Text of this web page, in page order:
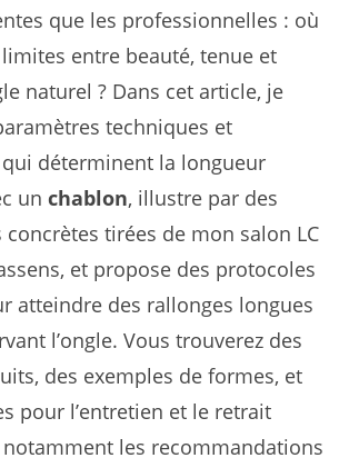
que les professionnelles : où
entre beauté, tenue et
naturel ? Dans cet article, je
techniques et
déterminent la longueur
un chablon, illustre par des
concrètes tirées de mon salon LC
et propose des protocoles
atteindre des rallonges longues
l’ongle. Vous trouverez des
des exemples de formes, et
pour l’entretien et le retrait
les recommandations